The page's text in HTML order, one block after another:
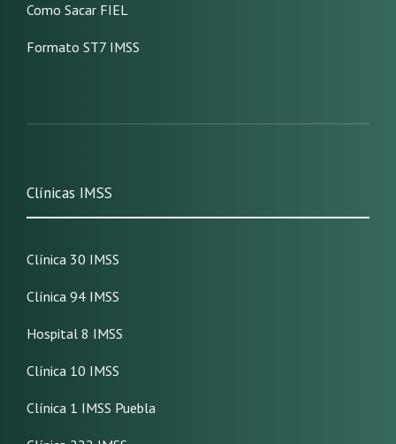
Como Sacar FIEL
Formato ST7 IMSS
Clínicas IMSS
Clínica 30 IMSS
Clínica 94 IMSS
Hospital 8 IMSS
Clínica 10 IMSS
Clínica 1 IMSS Puebla